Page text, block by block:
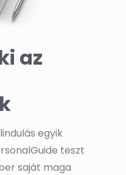
az
egyik
teszt
saját maga